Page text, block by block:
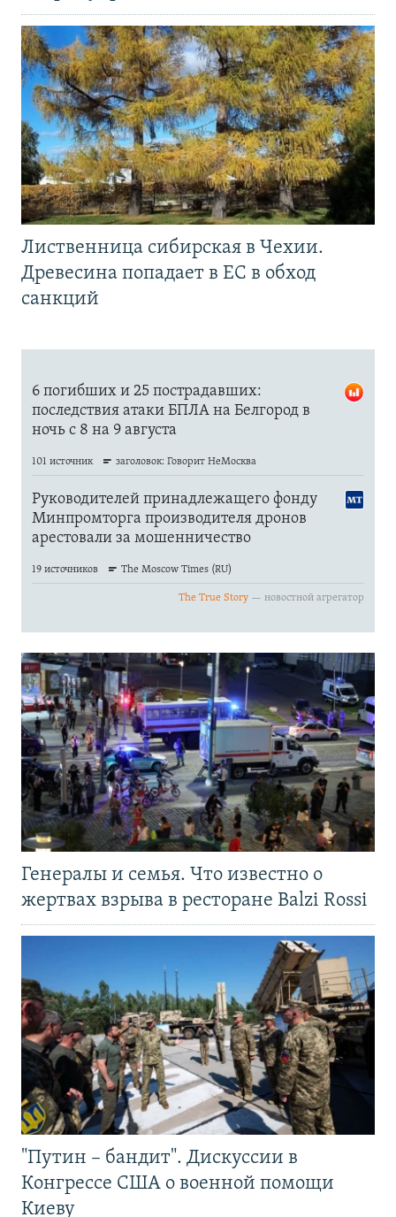
Лиственница сибирская в Чехии.
Древесина попадает в ЕС в обход
санкций
Генералы и семья. Что известно о
жертвах взрыва в ресторане Balzi Rossi
"Путин – бандит". Дискуссии в
Конгрессе США о военной помощи
Киеву